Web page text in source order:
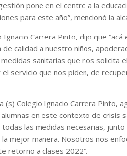
pone en el centro a la
para este año”, mencionó la
Carrera Pinto, dijo que
calidad a nuestro niños,
sanitarias que nos solicita
servicio que nos piden, de
Colegio Ignacio Carrera Pinto,
en este contexto de crisis
las medidas necesarias,
mejor manera. Nosotros nos
retorno a clases 2022”.